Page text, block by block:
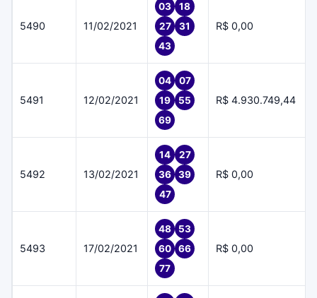
5490 11/02/2021
03
18
27
31
43
R$ 0,00
5491 12/02/2021
04
07
19
55
69
R$ 4.930.749,44
5492 13/02/2021
14
27
36
39
47
R$ 0,00
5493 17/02/2021
48
53
60
66
77
R$ 0,00